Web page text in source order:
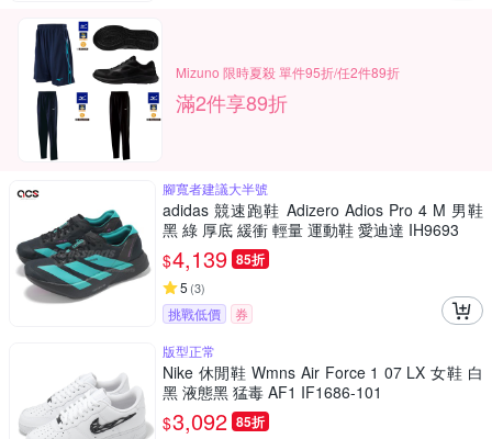
Mizuno 限時夏殺 單件95折/任2件89折
滿2件享89折
腳寬者建議大半號
adidas 競速跑鞋 Adizero Adios Pro 4 M 男鞋
黑 綠 厚底 緩衝 輕量 運動鞋 愛迪達 IH9693
$4,139 85折
5 (3)
挑戰低價
券
版型正常
Nike 休閒鞋 Wmns Air Force 1 07 LX 女鞋 白
黑 液態黑 猛毒 AF1 IF1686-101
$3,092 85折